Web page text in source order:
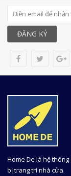
ĐĂNG KÝ
Home De là hệ
bị trang trí nhà cửa.